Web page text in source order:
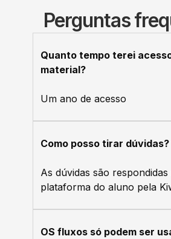
Perguntas
Quanto tempo terei
material?
Um ano de acesso
Como posso tirar dúvidas?
As dúvidas são respondidas
plataforma do aluno pela
OS fluxos só podem ser